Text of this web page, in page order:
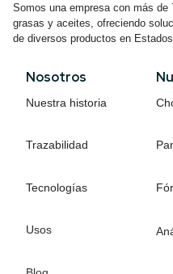
Somos una empresa con más
grasas y aceites, ofreciendo
de diversos productos en
Nosotros
Nuestra historia
Trazabilidad
Tecnologías
Usos